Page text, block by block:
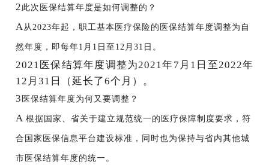
2 此次医保结算年度是如何调整的？
A 从 2023年起，职工基本医疗保险的医保结算年度调整为自
然年度，即每年1月1日至12月31日 。
2021医保结算年度调整为2021年7月1日至2022年
12月31日（延长了6个月）。
3医保结算年度为何又要调整？
A根据国家、省关于建立规范统一的医疗保障制度要求，符
合国家医保信息平台建设标准，同时也为保持与省内其他城
市医保结算年度的统一。